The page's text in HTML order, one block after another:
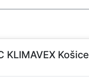
KLIMAVEX Košice